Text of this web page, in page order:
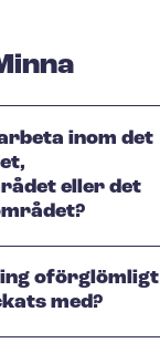
inom det
eller det
oförglömligt
med?